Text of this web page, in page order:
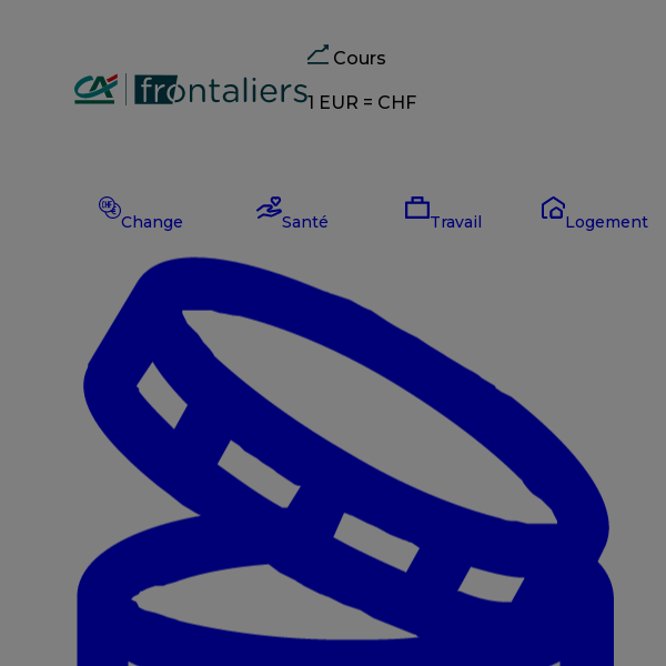
Cours
1 EUR = CHF
EUR
Change Santé Travail Logement